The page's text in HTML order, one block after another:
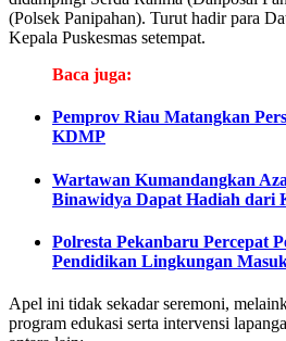
(Polsek Panipahan). Turut hadir para
Kepala Puskesmas setempat.
Baca juga:
Pemprov Riau Matangkan
KDMP
Wartawan Kumandangkan
Binawidya Dapat Hadiah dari
Polresta Pekanbaru Percepat
Pendidikan Lingkungan
Apel ini tidak sekadar seremoni,
program edukasi serta intervensi